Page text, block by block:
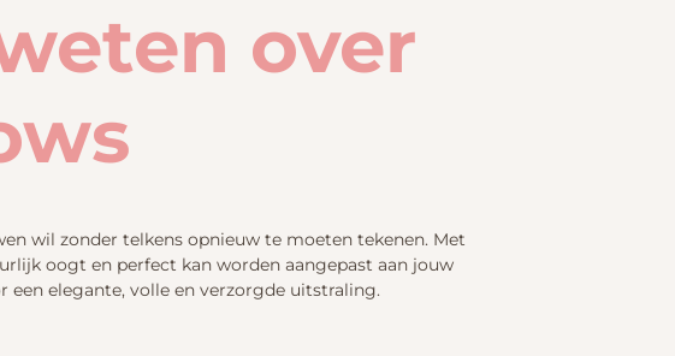
over
wil zonder telkens opnieuw te moeten tekenen. Met
oogt en perfect kan worden aangepast aan jouw
een elegante, volle en verzorgde uitstraling.